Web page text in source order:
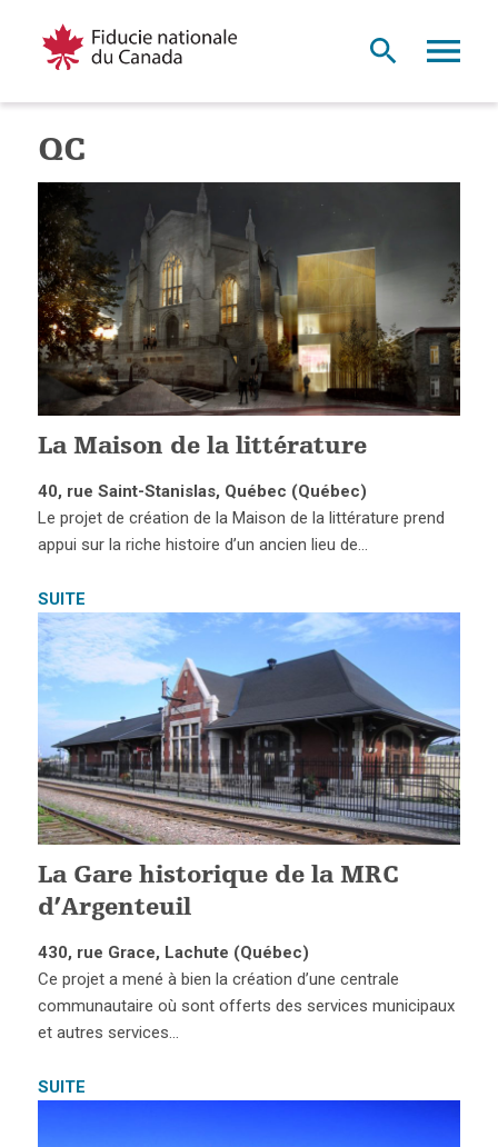
QC
La Maison de la littérature
40, rue Saint-Stanislas, Québec (Québec)
Le projet de création de la Maison de la littérature prend
appui sur la riche histoire d’un ancien lieu de…
SUITE
La Gare historique de la MRC
d’Argenteuil
430, rue Grace, Lachute (Québec)
Ce projet a mené à bien la création d’une centrale
communautaire où sont offerts des services municipaux
et autres services…
SUITE